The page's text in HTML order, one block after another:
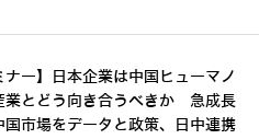
ナー】日本企業は中国ヒューマノ
業とどう向き合うべきか 急成長
国市場をデータと政策、日中連携